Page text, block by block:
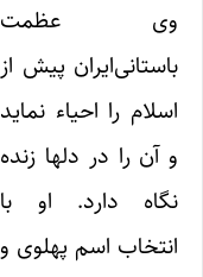
وی عظمت
باستانی‌ایران پیش از
اسلام را احیاء نماید
و آن را در دلها زنده
نگاه دارد. او با
انتخاب اسم پهلوی و